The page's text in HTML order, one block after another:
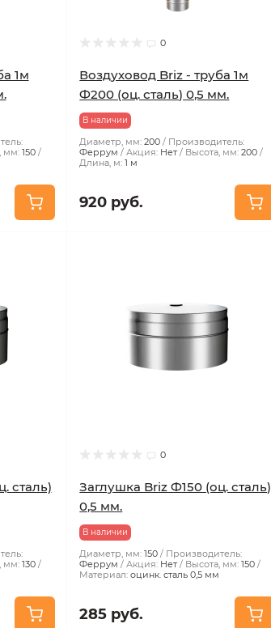
1м
мм: 150
0
Воздуховод Briz - труба 1м
Ф200 (оц. сталь) 0,5 мм.
В наличии
Диаметр, мм: 200
Производитель:
Феррум
Акция: Нет Высота, мм: 200
Длина, м: 1 м
920 руб.
сталь)
мм: 130
0
Заглушка Briz Ф150 (оц. сталь)
0,5 мм.
В наличии
Диаметр, мм: 150
Производитель:
Феррум
Акция: Нет Высота, мм: 150
Материал: оцинк. сталь 0,5 мм
285 руб.